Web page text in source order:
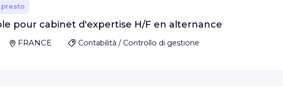
presto
pour cabinet d'expertise H/F en alternance
FRANCE Contabilità / Controllo di gestione